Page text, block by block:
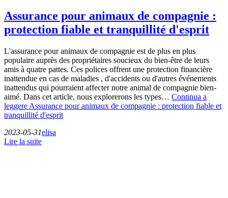
Assurance pour animaux de compagnie :
protection fiable et tranquillité d'esprit
L'assurance pour animaux de compagnie est de plus en plus
populaire auprès des propriétaires soucieux du bien-être de leurs
amis à quatre pattes. Ces polices offrent une protection financière
inattendue en cas de maladies , d'accidents ou d'autres événements
inattendus qui pourraient affecter notre animal de compagnie bien-
aimé. Dans cet article, nous explorerons les types… Continua a
leggere Assurance pour animaux de compagnie : protection fiable et
tranquillité d'esprit
2023-05-31elisa
Lire la suite